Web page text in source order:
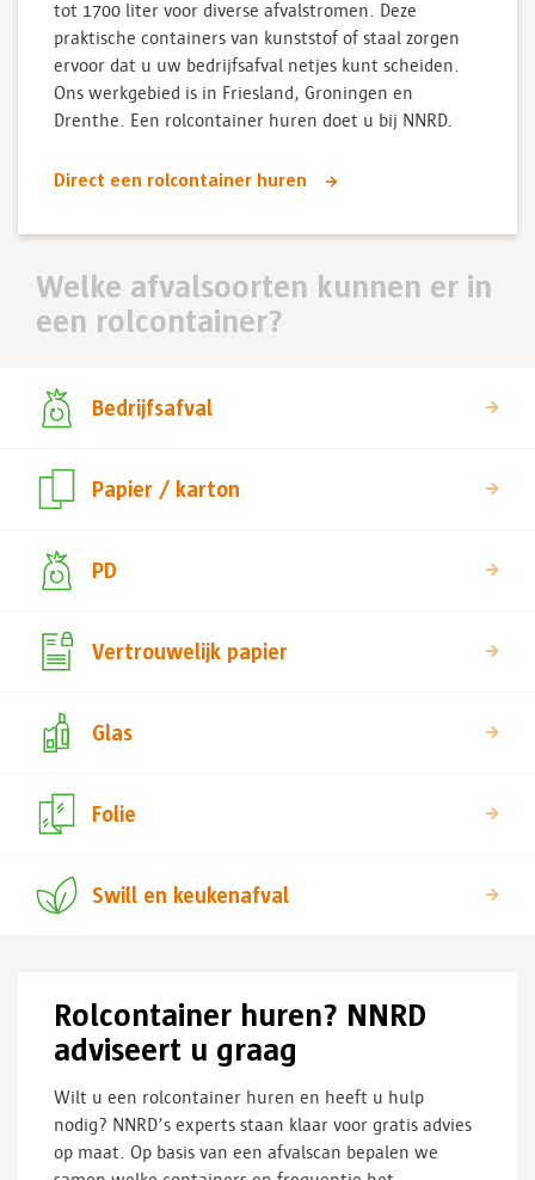
tot 1700 liter voor diverse afvalstromen. Deze
praktische containers van kunststof of staal zorgen
ervoor dat u uw bedrijfsafval netjes kunt scheiden.
Ons werkgebied is in Friesland, Groningen en
Drenthe. Een rolcontainer huren doet u bij NNRD.
Direct een rolcontainer huren
Welke afvalsoorten kunnen er in
een rolcontainer?
Bedrijfsafval
Papier / karton
PD
Vertrouwelijk papier
Glas
Folie
Swill en keukenafval
Rolcontainer huren? NNRD
adviseert u graag
Wilt u een rolcontainer huren en heeft u hulp
nodig? NNRD’s experts staan klaar voor gratis advies
op maat. Op basis van een afvalscan bepalen we